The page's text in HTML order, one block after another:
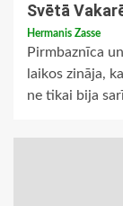
Svētā
Hermanis Zasse
Pirmbaznīca
laikos zināja,
ne tikai bija